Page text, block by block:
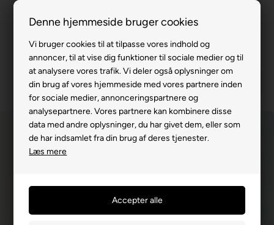
Denne hjemmeside bruger cookies
Vi bruger cookies til at tilpasse vores indhold og
annoncer, til at vise dig funktioner til sociale medier og til
at analysere vores trafik. Vi deler også oplysninger om
din brug af vores hjemmeside med vores partnere inden
for sociale medier, annonceringspartnere og
analysepartnere. Vores partnere kan kombinere disse
data med andre oplysninger, du har givet dem, eller som
de har indsamlet fra din brug af deres tjenester.
Læs mere
Service hos dig
3 års garanti
63 15 00 00